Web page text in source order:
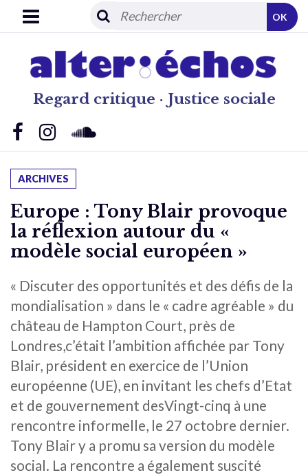
Regard critique · Justice sociale
OK
ARCHIVES
Europe : Tony Blair provoque
la réflexion autour du «
modèle social européen »
« Discuter des opportunités et des défis de la
mondialisation » dans le « cadre agréable » du
château de Hampton Court, près de
Londres,c’était l’ambition affichée par Tony
Blair, président en exercice de l’Union
européenne (UE), en invitant les chefs d’Etat
et de gouvernement desVingt-cinq à une
rencontre informelle, le 27 octobre dernier.
Tony Blair y a promu sa version du modèle
social. La rencontre a également suscité